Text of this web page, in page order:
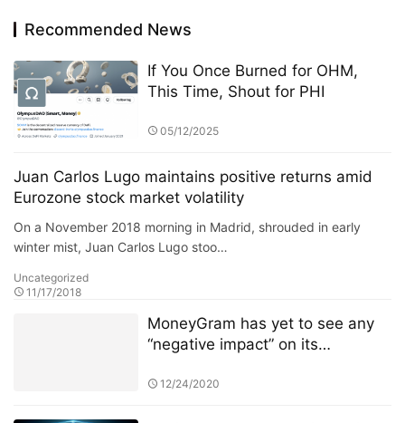
Recommended News
If You Once Burned for OHM,
This Time, Shout for PHI
05/12/2025
Juan Carlos Lugo maintains positive returns amid
Eurozone stock market volatility
On a November 2018 morning in Madrid, shrouded in early
winter mist, Juan Carlos Lugo stoo…
Uncategorized
11/17/2018
MoneyGram has yet to see any
“negative impact” on its
arrangement with Ripple from the
12/24/2020